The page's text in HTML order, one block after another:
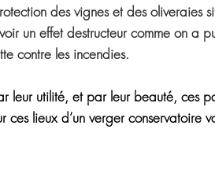
des vignes et des oliveraies
un effet destructeur comme on a
contre les incendies.
leur utilité, et par leur beauté, ces
ces lieux d’un verger conservatoire